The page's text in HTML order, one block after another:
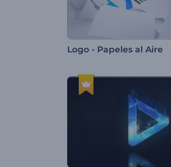
Logo - Papeles al Aire